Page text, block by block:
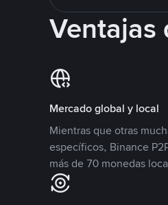
Ventajas
Mercado global y local
Mientras que otras
específicos, Binance
más de 70 monedas